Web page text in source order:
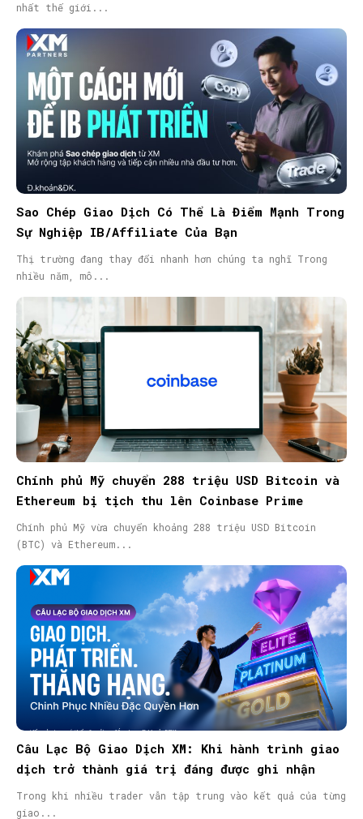
nhất thế giới...
Sao Chép Giao Dịch Có Thể Là Điểm Mạnh Trong
Sự Nghiệp IB/Affiliate Của Bạn
Thị trường đang thay đổi nhanh hơn chúng ta nghĩ Trong
nhiều năm, mô...
Chính phủ Mỹ chuyển 288 triệu USD Bitcoin và
Ethereum bị tịch thu lên Coinbase Prime
Chính phủ Mỹ vừa chuyển khoảng 288 triệu USD Bitcoin
(BTC) và Ethereum...
Câu Lạc Bộ Giao Dịch XM: Khi hành trình giao
dịch trở thành giá trị đáng được ghi nhận
Trong khi nhiều trader vẫn tập trung vào kết quả của từng
giao...